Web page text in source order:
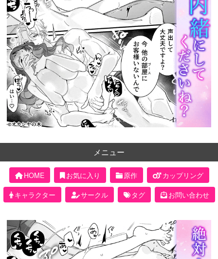
メニュー
HOME お気に入り 原作
カップリング
キャラクター
サークル タグ お問い合わせ